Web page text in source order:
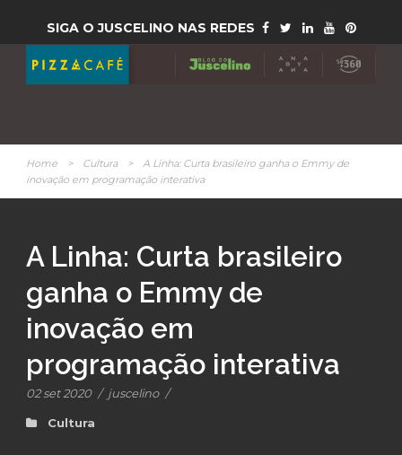
SIGA O JUSCELINO NAS REDES
Home > Cultura >
A Linha: Curta brasileiro ganha o Emmy de
inovação em programação interativa
A Linha: Curta brasileiro
ganha o Emmy de
inovação em
programação interativa
02 set 2020 / juscelino /
Cultura